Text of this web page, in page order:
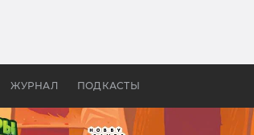
ЖУРНАЛ ПОДКАСТЫ
Древней Грецией